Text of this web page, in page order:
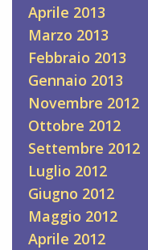
Aprile 2013
Marzo 2013
Febbraio 2013
Gennaio 2013
Novembre 2012
Ottobre 2012
Settembre 2012
Luglio 2012
Giugno 2012
Maggio 2012
Aprile 2012